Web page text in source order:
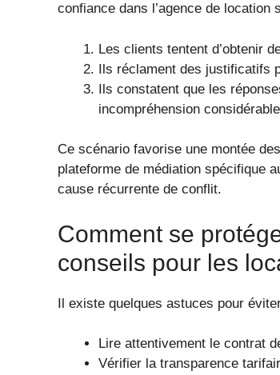
confiance dans l’agence de location
Les clients tentent d’obtenir
Ils réclament des justificatifs
Ils constatent que les
incompréhension
Ce scénario favorise une montée
plateforme de médiation spécifique
cause récurrente de conflit.
Comment se
conseils pour les
Il existe quelques astuces pour
Lire attentivement le contrat
Vérifier la transparence